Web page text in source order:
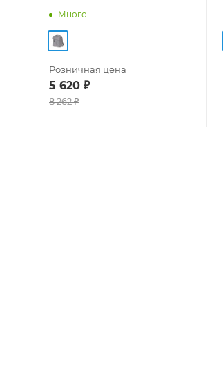
Много
Розничная цена
5 620 ₽
8 262₽